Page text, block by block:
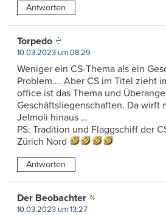
Antworten
Torpedo
10.03.2023 um 08:29
Weniger ein CS-Thema als ein
Problem…. Aber CS im Titel zieht
office ist das Thema und
Geschäftsliegenschaften. Da wirft
Jelmoli hinaus …
PS: Tradition und Flaggschiff der
Zürich Nord
Antworten
Der Beobachter
10.03.2023 um 13:27